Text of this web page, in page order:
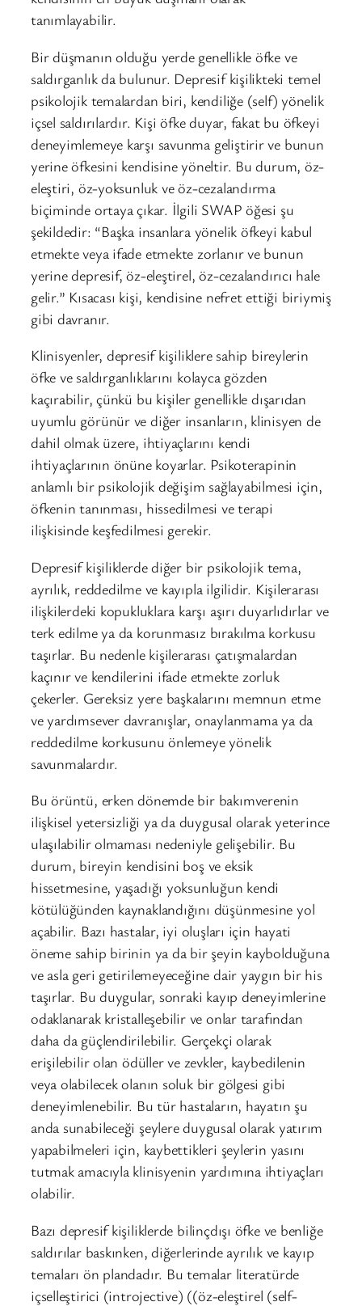
tanımlayabilir.
Bir düşmanın olduğu yerde genellikle öfke ve
saldırganlık da bulunur. Depresif kişilikteki temel
psikolojik temalardan biri, kendiliğe (self) yönelik
içsel saldırılardır. Kişi öfke duyar, fakat bu öfkeyi
deneyimlemeye karşı savunma geliştirir ve bunun
yerine öfkesini kendisine yöneltir. Bu durum, öz-
eleştiri, öz-yoksunluk ve öz-cezalandırma
biçiminde ortaya çıkar. İlgili SWAP öğesi şu
şekildedir: “Başka insanlara yönelik öfkeyi kabul
etmekte veya ifade etmekte zorlanır ve bunun
yerine depresif, öz-eleştirel, öz-cezalandırıcı hale
gelir.” Kısacası kişi, kendisine nefret ettiği biriymiş
gibi davranır.
Klinisyenler, depresif kişiliklere sahip bireylerin
öfke ve saldırganlıklarını kolayca gözden
kaçırabilir, çünkü bu kişiler genellikle dışarıdan
uyumlu görünür ve diğer insanların, klinisyen de
dahil olmak üzere, ihtiyaçlarını kendi
ihtiyaçlarının önüne koyarlar. Psikoterapinin
anlamlı bir psikolojik değişim sağlayabilmesi için,
öfkenin tanınması, hissedilmesi ve terapi
ilişkisinde keşfedilmesi gerekir.
Depresif kişiliklerde diğer bir psikolojik tema,
ayrılık, reddedilme ve kayıpla ilgilidir. Kişilerarası
ilişkilerdeki kopukluklara karşı aşırı duyarlıdırlar ve
terk edilme ya da korunmasız bırakılma korkusu
taşırlar. Bu nedenle kişilerarası çatışmalardan
kaçınır ve kendilerini ifade etmekte zorluk
çekerler. Gereksiz yere başkalarını memnun etme
ve yardımsever davranışlar, onaylanmama ya da
reddedilme korkusunu önlemeye yönelik
savunmalardır.
Bu örüntü, erken dönemde bir bakımverenin
ilişkisel yetersizliği ya da duygusal olarak yeterince
ulaşılabilir olmaması nedeniyle gelişebilir. Bu
durum, bireyin kendisini boş ve eksik
hissetmesine, yaşadığı yoksunluğun kendi
kötülüğünden kaynaklandığını düşünmesine yol
açabilir. Bazı hastalar, iyi oluşları için hayati
öneme sahip birinin ya da bir şeyin kaybolduğuna
ve asla geri getirilemeyeceğine dair yaygın bir his
taşırlar. Bu duygular, sonraki kayıp deneyimlerine
odaklanarak kristalleşebilir ve onlar tarafından
daha da güçlendirilebilir. Gerçekçi olarak
erişilebilir olan ödüller ve zevkler, kaybedilenin
veya olabilecek olanın soluk bir gölgesi gibi
deneyimlenebilir. Bu tür hastaların, hayatın şu
anda sunabileceği şeylere duygusal olarak yatırım
yapabilmeleri için, kaybettikleri şeylerin yasını
tutmak amacıyla klinisyenin yardımına ihtiyaçları
olabilir.
Bazı depresif kişiliklerde bilinçdışı öfke ve benliğe
saldırılar baskınken, diğerlerinde ayrılık ve kayıp
temaları ön plandadır. Bu temalar literatürde
içselleştirici (introjective) ((öz-eleştirel (self-